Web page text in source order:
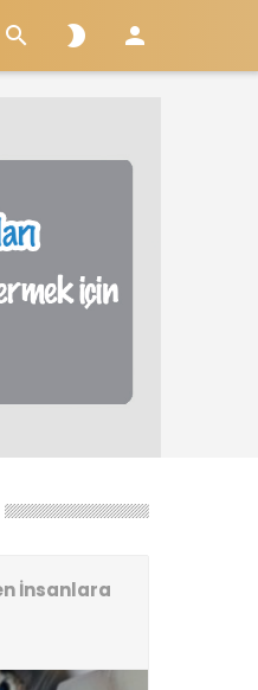
  
İnsanlara